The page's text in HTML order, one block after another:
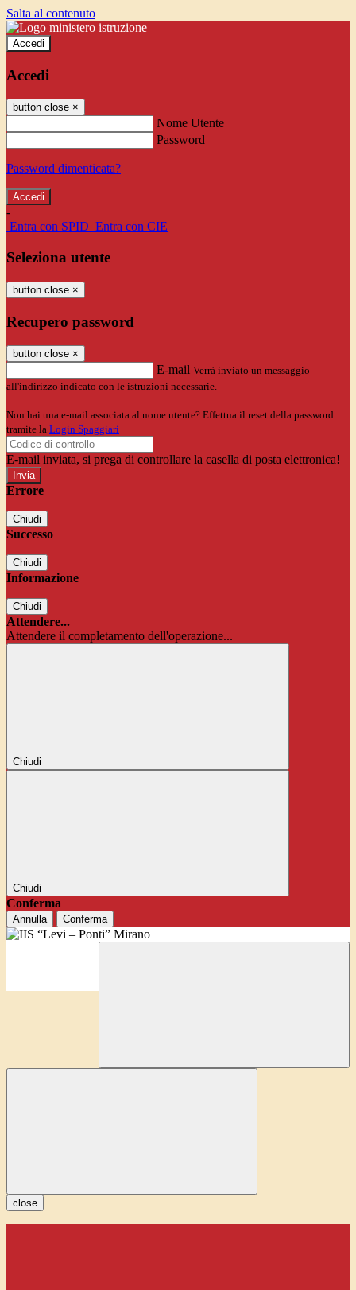
Salta al contenuto
Accedi
Accedi
button close ×
Nome Utente
Password
Password dimenticata?
-
Entra con SPID Entra con CIE
Seleziona utente
button close ×
Recupero password
button close ×
E-mail Verrà inviato un messaggio
all'indirizzo indicato con le istruzioni necessarie.
Non hai una e-mail associata al nome utente? Effettua il reset della password
tramite la Login Spaggiari
E-mail inviata, si prega di controllare la casella di posta elettronica!
Errore
Chiudi
Successo
Chiudi
Informazione
Chiudi
Attendere...
Attendere il completamento dell'operazione...
Chiudi
Chiudi
Conferma
Annulla Conferma
close